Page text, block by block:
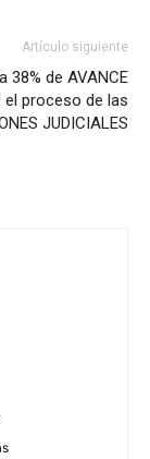
Artículo siguiente
38% de AVANCE
el proceso de las
JUDICIALES